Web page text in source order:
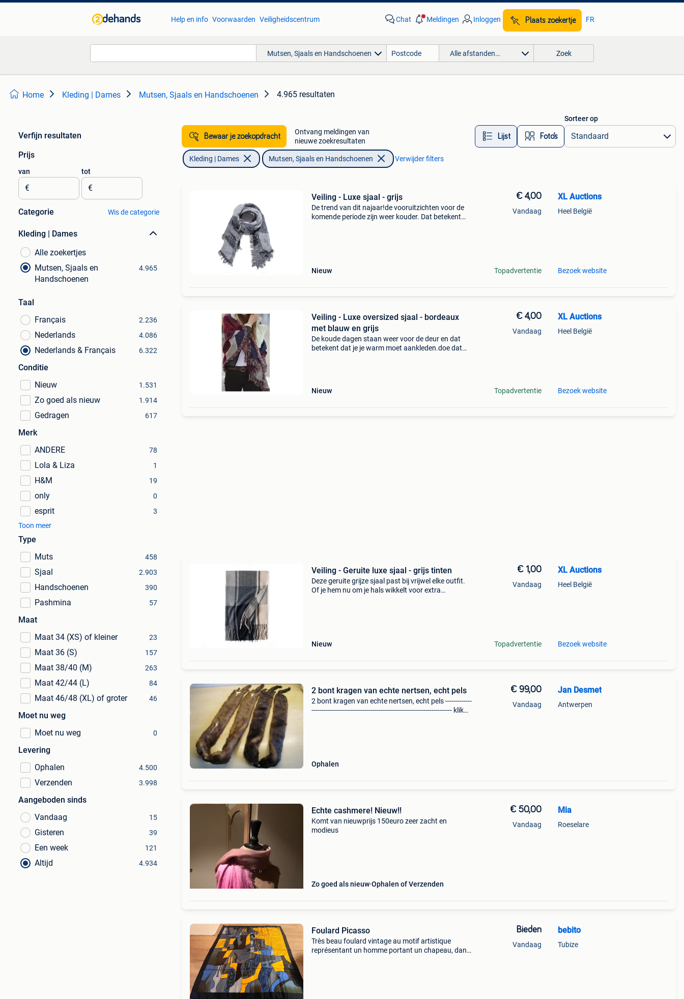
Help en info Voorwaarden Veiligheidscentrum Chat Meldingen Inloggen Plaats zoekertje FR
Mutsen, Sjaals en Handschoenen Alle afstanden… Zoek
Home Kleding | Dames Mutsen, Sjaals en Handschoenen 4.965 resultaten
Verfijn resultaten
Prijs
van
€
tot
€
Categorie Wis de categorie
Kleding | Dames
Alle zoekertjes
Mutsen, Sjaals en
Handschoenen
4.965
Taal
Français
2.236
Nederlands 4.086
Nederlands & Français 6.322
Conditie
Nieuw
1.531
Zo goed als nieuw 1.914
Gedragen 617
Merk
ANDERE
78
Lola & Liza 1
H&M 19
only 0
esprit
3
Toon meer
Type
Muts
458
Sjaal 2.903
Handschoenen 390
Pashmina 57
Maat
Maat 34 (XS) of kleiner
23
Maat 36 (S) 157
Maat 38/40 (M) 263
Maat 42/44 (L) 84
Maat 46/48 (XL) of groter 46
Moet nu weg
Moet nu weg
0
Levering
Ophalen
4.500
Verzenden 3.998
Aangeboden sinds
Vandaag
15
Gisteren 39
Een week 121
Altijd 4.934
Bewaar je zoekopdracht
Ontvang meldingen van
nieuwe zoekresultaten
Lijst Foto’s
Sorteer op
Kleding | Dames Mutsen, Sjaals en Handschoenen Verwijder filters
Veiling - Luxe sjaal - grijs
De trend van dit najaar!de vooruitzichten voor de
komende periode zijn weer kouder. Dat betekent
Nieuw
€ 4,00
Vandaag
Topadvertentie
XL Auctions
Heel België
Bezoek website
Veiling - Luxe oversized sjaal - bordeaux
met blauw en grijs
De koude dagen staan weer voor de deur en dat
betekent dat je je warm moet aankleden.doe dat
Nieuw
€ 4,00
Vandaag
Topadvertentie
XL Auctions
Heel België
Bezoek website
Veiling - Geruite luxe sjaal - grijs tinten
Deze geruite grijze sjaal past bij vrijwel elke outfit.
Of je hem nu om je hals wikkelt voor extra
Nieuw
€ 1,00
Vandaag
Topadvertentie
XL Auctions
Heel België
Bezoek website
2 bont kragen van echte nertsen, echt pels
2 bont kragen van echte nertsen, echt pels -------------
--------------------------------------------------------------------- klik
Ophalen
€ 99,00
Vandaag
Jan Desmet
Antwerpen
Echte cashmere! Nieuw!!
Komt van nieuwprijs 150euro zeer zacht en
modieus
Zo goed als nieuw Ophalen of Verzenden
€ 50,00
Vandaag
Mia
Roeselare
Foulard Picasso
Très beau foulard vintage au motif artistique
représentant un homme portant un chapeau, dans
Bieden
Vandaag
bebito
Tubize